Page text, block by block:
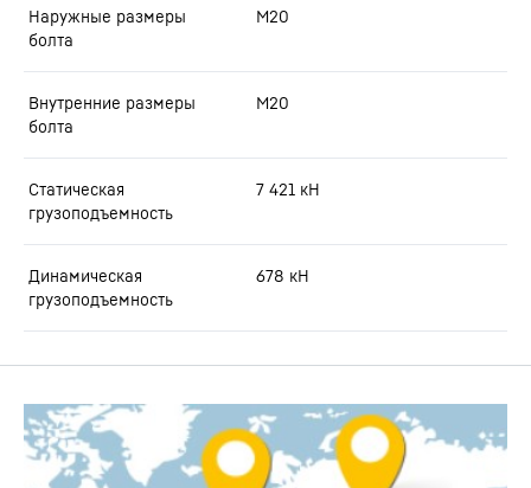
Наружные размеры
болта
M20
Внутренние размеры
болта
M20
Статическая
грузоподъемность
7 421 кН
Динамическая
грузоподъемность
678 кН